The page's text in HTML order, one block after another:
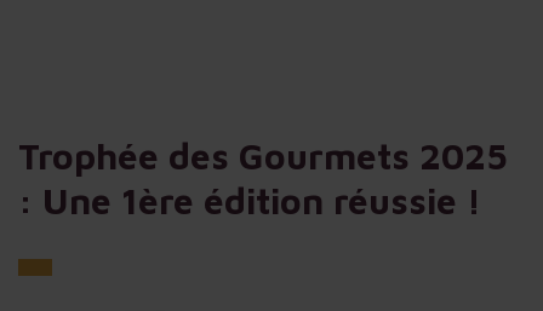
Trophée des Gourmets 2025
: Une 1ère édition réussie !